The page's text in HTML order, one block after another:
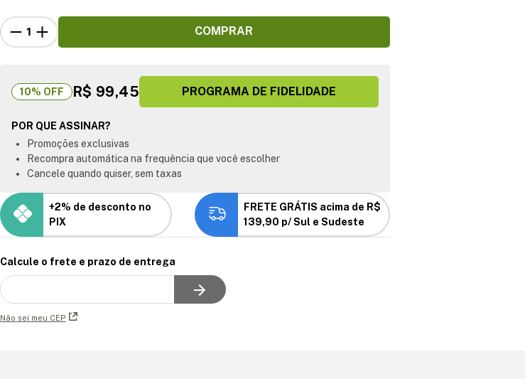
COMPRAR
10% OFF R$ 99,45 PROGRAMA DE FIDELIDADE
POR QUE ASSINAR?
Promoções exclusivas
Recompra automática na frequência que você escolher
Cancele quando quiser, sem taxas
+2% de desconto no
PIX
FRETE GRÁTIS acima de R$
139,90 p/ Sul e Sudeste
Calcule o frete e prazo de entrega
Não sei meu CEP